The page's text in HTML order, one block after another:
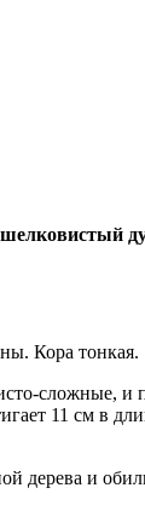
Кора тонкая.
сложные, и
11 см в
дерева и